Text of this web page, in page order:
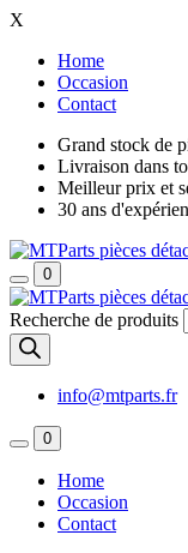
X
Home
Occasion
Contact
Grand stock de
Livraison dans
Meilleur prix et
30 ans
0
Recherche de produits
info@mtparts.fr
0
Home
Occasion
Contact